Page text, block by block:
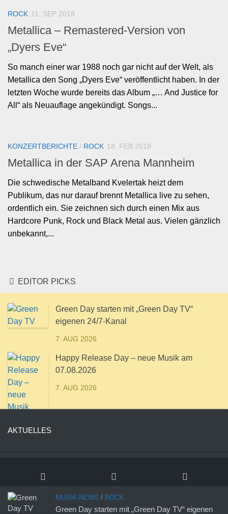
ROCK 11. SEP 2018
Metallica – Remastered-Version von
„Dyers Eve“
So manch einer war 1988 noch gar nicht auf der Welt, als
Metallica den Song „Dyers Eve“ veröffentlicht haben. In der
letzten Woche wurde bereits das Album „… And Justice for
All“ als Neuauflage angekündigt. Songs...
KONZERTBERICHTE / ROCK 18. FEB 2018
Metallica in der SAP Arena Mannheim
Die schwedische Metalband Kvelertak heizt dem
Publikum, das nur darauf brennt Metallica live zu sehen,
ordentlich ein. Sie zeichnen sich durch einen Mix aus
Hardcore Punk, Rock und Black Metal aus. Vielen gänzlich
unbekannt,...
EDITOR PICKS
Green Day starten mit „Green Day TV“
eigenen 24/7-Kanal
7. AUG 2026
Happy Release Day – neue Musik am
07.08.2026
7. AUG 2026
AKTUELLES
MUSIK-NEWS / ROCK
Green Day starten mit „Green Day TV“ eigenen